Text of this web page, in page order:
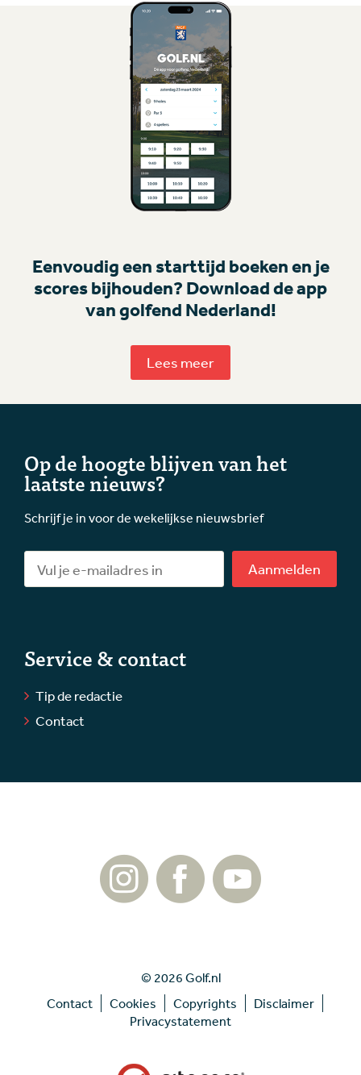
Eenvoudig een starttijd boeken en je
scores bijhouden? Download de app
van golfend Nederland!
Lees meer
Op de hoogte blijven van het
laatste nieuws?
Schrijf je in voor de wekelijkse nieuwsbrief
Aanmelden
Service & contact
Tip de redactie
Contact
© 2026 Golf.nl
Contact
Cookies Copyrights
Disclaimer
Privacystatement